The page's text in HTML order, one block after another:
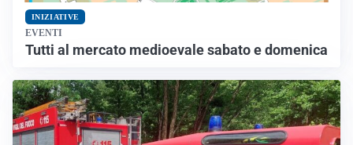
INIZIATIVE
EVENTI
Tutti al mercato medioevale sabato e domenica